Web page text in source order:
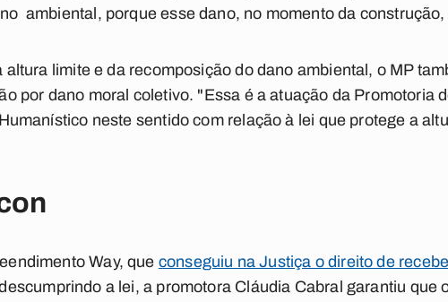
ambiental, porque esse dano, no momento da
altura limite e da recomposição do dano ambiental, o MP
por dano moral coletivo. "Essa é a atuação da Promotoria
neste sentido com relação à lei que protege a
Way, que conseguiu na Justiça o direito de
a lei, a promotora Cláudia Cabral garantiu que